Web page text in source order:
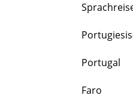
Portugal
Faro